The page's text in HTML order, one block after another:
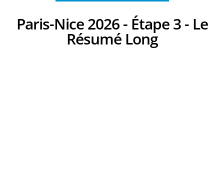
Paris-Nice 2026 - Étape 3 - Le
Résumé Long